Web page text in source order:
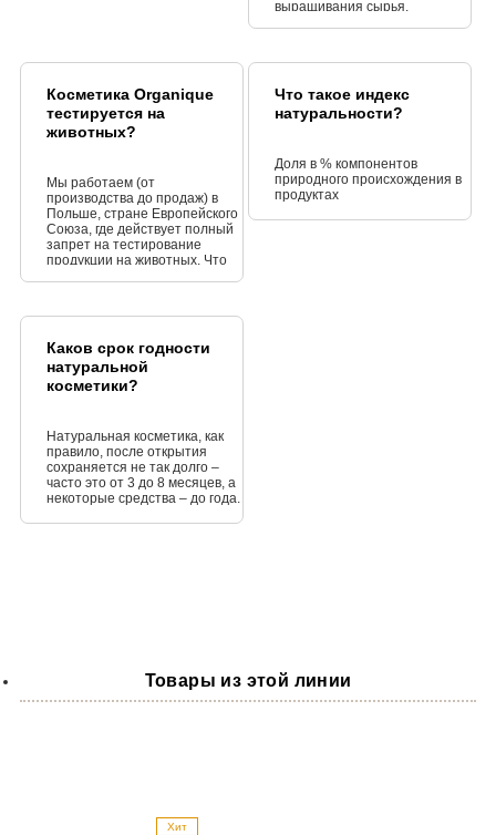
выращивания сырья.
Косметика Organique
тестируется на
животных?
Мы работаем (от
производства до продаж) в
Польше, стране Европейского
Союза, где действует полный
запрет на тестирование
продукции на животных. Что
Таким образом, ни один из
наших продуктов или сырья
не был, не будет и не будет
Что такое индекс
натуральности?
Доля в % компонентов
природного происхождения в
продуктах
Каков срок годности
натуральной
косметики?
Натуральная косметика, как
правило, после открытия
сохраняется не так долго –
часто это от 3 до 8 месяцев, а
некоторые средства – до года.
Товары из этой линии
Хит